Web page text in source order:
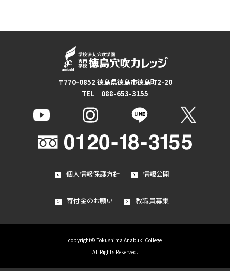
〒770-0852 徳島県徳島市徳島町2-20
TEL 088-653-3155
個人情報保護方針 情報公開
寄付金のお願い 教職員募集
copyright© Tokushima Anabuki College
All Rights Reserved.